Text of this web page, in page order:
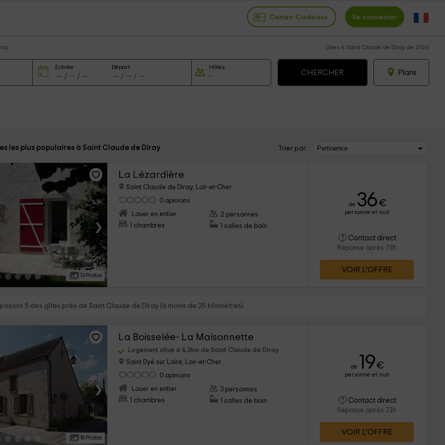
Cartes-Cadeaux Se connecter
Gîtes à Saint Claude de Diray de 2026
Entrée Départ Hôtes
Plans
les plus populaires à Saint Claude de Diray Trier par:
›
13 Photos
La Lézardière
Saint Claude de Diray, Loir-et-Cher
0 opinions
Louer en entier
1 chambres
2 personnes
1 salles de bain
...
de 36 €
personne et nuit
Contact direct
Réponse après 72h
VOIR L’OFFRE
5 des gîtes près de Saint Claude de Diray (à moins de 25 kilomètres)
›
15 Photos
La Boisselée- La Maisonnette
Logement situé à 6.3km de Saint Claude de Diray
Saint Dyé sur Loire, Loir-et-Cher
0 opinions
Louer en entier
1 chambres
3 personnes
1 salles de bain
de 19€
personne et nuit
Contact direct
Réponse après 72h
VOIR L’OFFRE